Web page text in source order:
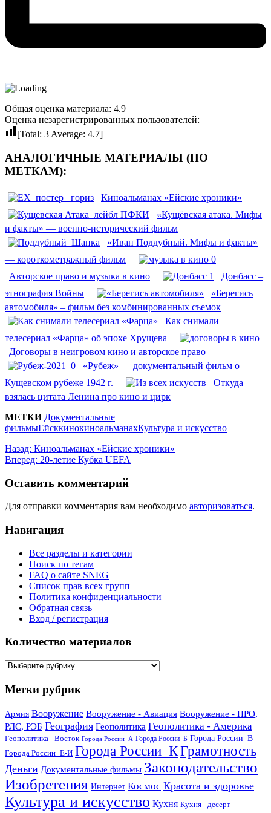
Общая оценка материала: 4.9
Оценка незарегистрированных пользователей:
[Total: 3Average: 4.7]
АНАЛОГИЧНЫЕ МАТЕРИАЛЫ (ПО
МЕТКАМ):
Киноальманах «Ейские хроники»
«Кущёвская атака. Мифы
и факты» — военно-исторический фильм
«Иван Поддубный. Мифы и факты»
— короткометражный фильм
Авторское право и музыка в кино
Донбасс –
этнография Войны
«Берегись
автомобиля» – фильм без комбинированных съемок
Как снимали
телесериал «Фарца» об эпохе Хрущева
Договоры в неигровом кино и авторское право
«Рубеж» — документальный фильм о
Кущевском рубеже 1942 г.
Откуда
взялась цитата Ленина про кино и цирк
МЕТКИ Документальные
фильмыЕйсккинокиноальманахКультура и искусство
Назад: Киноальманах «Ейские хроники»
Вперед: 20-летие Кубка UEFA
Оставить комментарий
Для отправки комментария вам необходимо авторизоваться.
Навигация
Все разделы и категории
Поиск по тегам
FAQ о сайте SNEG
Список прав всех групп
Политика конфиденциальности
Обратная связь
Вход / регистрация
Количество материалов
Количество
Метки рубрик
Армия Вооружение Вооружение - Авиация Вооружение - ПРО,
РЛС, РЭБ География Геополитика Геополитика - Америка
Геополитика - Восток Города России_А Города России_Б Города России_В
Города России_Е-И Города России_КГрамотность
Деньги Документальные фильмы Законодательство
Изобретения Интернет Космос Красота и здоровье
Культура и искусство Кухня Кухня - десерт